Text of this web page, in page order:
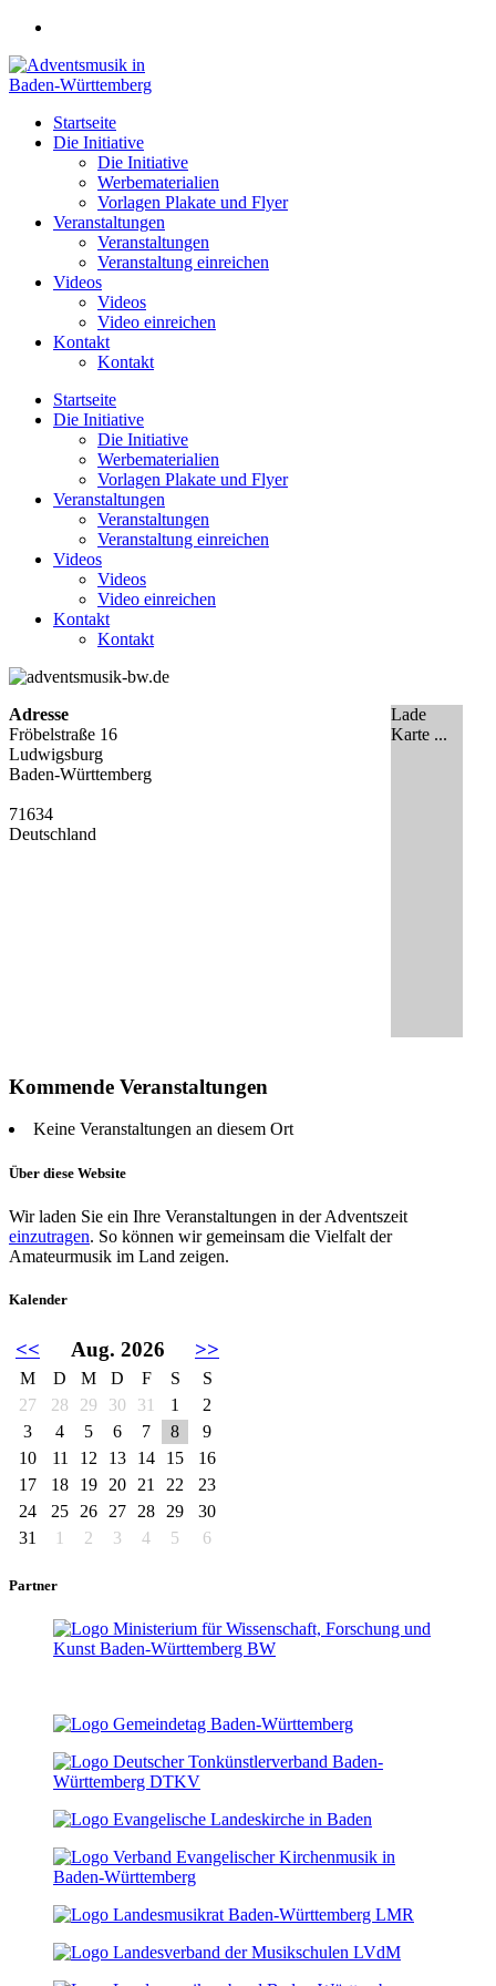
Zum
springen
Startseite
Die Initiative
Die Initiative
Werbematerialien
Vorlagen Plakate und Flyer
Veranstaltungen
Veranstaltungen
Veranstaltung einreichen
Videos
Videos
Video einreichen
Kontakt
Kontakt
Startseite
Die Initiative
Die Initiative
Werbematerialien
Vorlagen Plakate und Flyer
Veranstaltungen
Veranstaltungen
Veranstaltung einreichen
Videos
Videos
Video einreichen
Kontakt
Kontakt
Lade
Karte ...
Adresse
Fröbelstraße 16
Ludwigsburg
Baden-Württemberg
71634
Deutschland
Kommende Veranstaltungen
Keine Veranstaltungen an diesem Ort
Über diese Website
Wir laden Sie ein Ihre Veranstaltungen in der Adventszeit
einzutragen. So können wir gemeinsam die Vielfalt der
Amateurmusik im Land zeigen.
Kalender
<< Aug. 2026 >>
M D M D F S
S
27
28 29 30 31 1
2
3
4 5 6 7 8
9
10
11 12 13 14 15
16
17
18 19 20 21 22
23
24
25 26 27 28 29
30
31
1 2 3 4 5 6
Partner